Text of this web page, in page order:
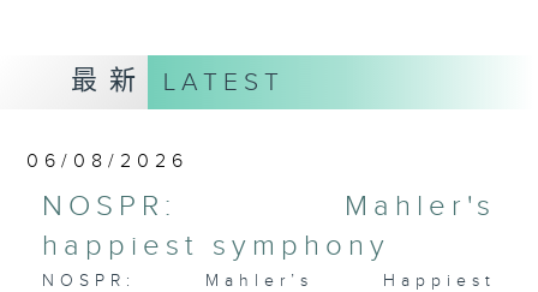
最新 LATEST
06/08/2026
NOSPR: Mahler's
happiest symphony
NOSPR: Mahler’s Happiest